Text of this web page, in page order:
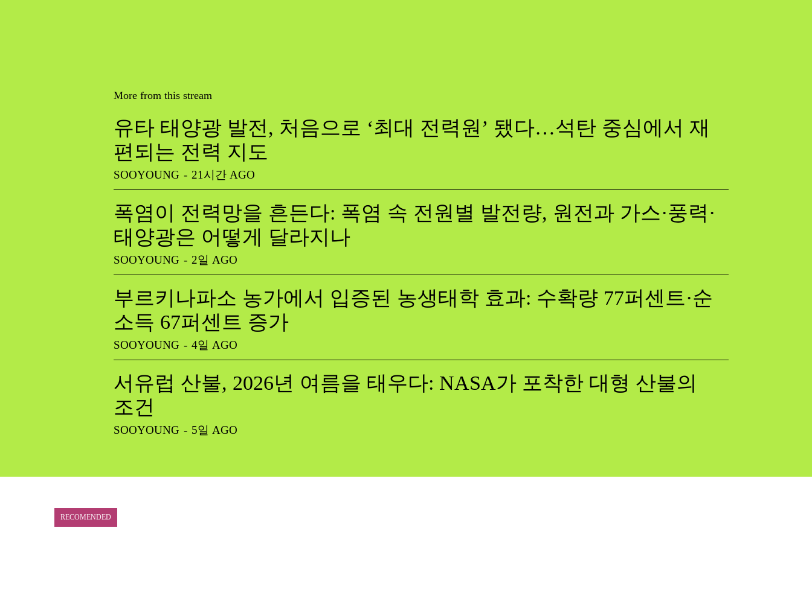
More from this stream
유타 태양광 발전, 처음으로 ‘최대 전력원’ 됐다…석탄 중심에서 재
편되는 전력 지도
SOOYOUNG - 21시간 AGO
폭염이 전력망을 흔든다: 폭염 속 전원별 발전량, 원전과 가스·풍력·
태양광은 어떻게 달라지나
SOOYOUNG - 2일 AGO
부르키나파소 농가에서 입증된 농생태학 효과: 수확량 77퍼센트·순
소득 67퍼센트 증가
SOOYOUNG - 4일 AGO
서유럽 산불, 2026년 여름을 태우다: NASA가 포착한 대형 산불의
조건
SOOYOUNG - 5일 AGO
RECOMENDED